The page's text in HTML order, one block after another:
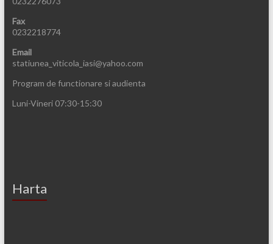
Fax
0232218774
Email
statiunea_viticola_iasi@yahoo.com
Program de functionare si audienta
Luni-Vineri 07:30-15:30
Harta